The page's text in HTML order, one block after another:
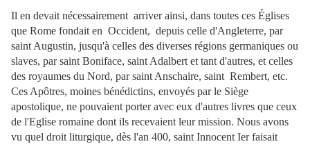
Il en devait nécessairement arriver ainsi, dans toutes ces Églises
que Rome fondait en Occident, depuis celle d'Angleterre, par
saint Augustin, jusqu'à celles des diverses régions germaniques ou
slaves, par saint Boniface, saint Adalbert et tant d'autres, et celles
des royaumes du Nord, par saint Anschaire, saint Rembert, etc.
Ces Apôtres, moines bénédictins, envoyés par le Siège
apostolique, ne pouvaient porter avec eux d'autres livres que ceux
de l'Eglise romaine dont ils recevaient leur mission. Nous avons
vu quel droit liturgique, dès l'an 400, saint Innocent Ier faisait